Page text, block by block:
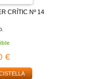
CRÍTIC Nº 14
€